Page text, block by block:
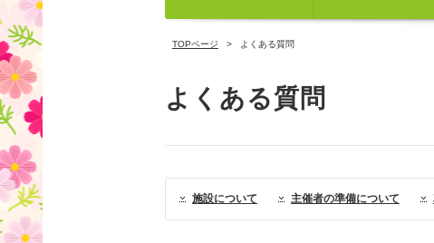
TOPページ よくある質問
よくある質問
施設について 主催者の準備について